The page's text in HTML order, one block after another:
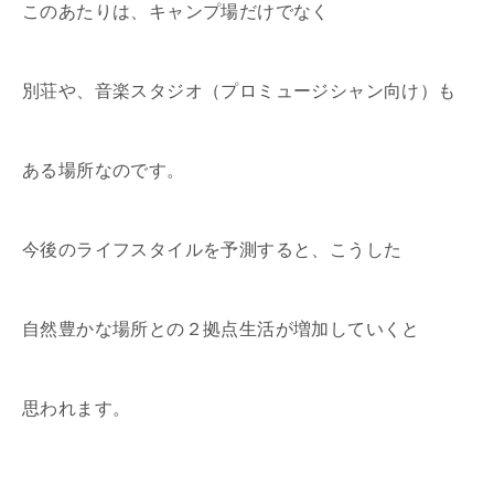
このあたりは、キャンプ場だけでなく
別荘や、音楽スタジオ（プロミュージシャン向け）も
ある場所なのです。
今後のライフスタイルを予測すると、こうした
自然豊かな場所との２拠点生活が増加していくと
思われます。